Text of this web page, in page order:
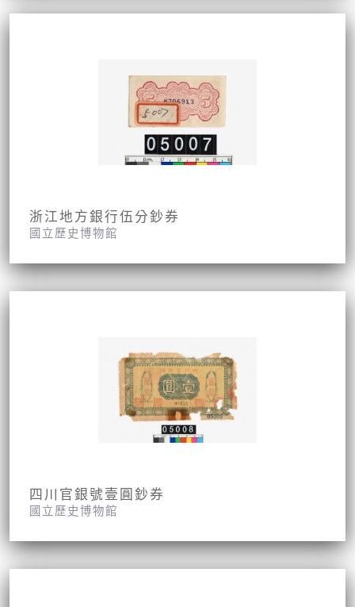
浙江地方銀行伍分鈔券
國立歷史博物館
四川官銀號壹圓鈔券
國立歷史博物館